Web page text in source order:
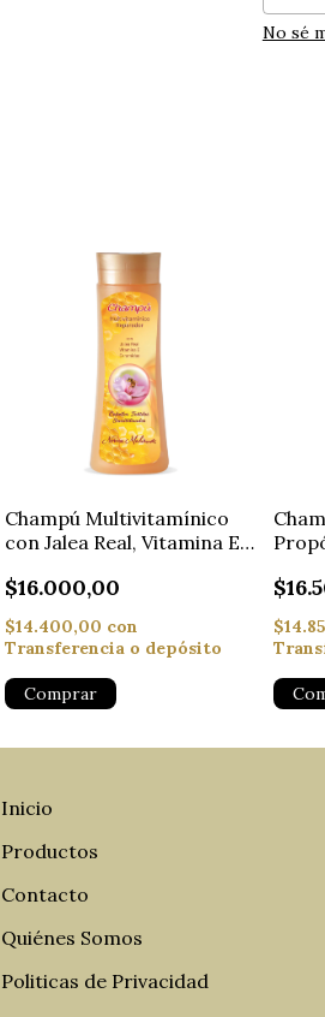
No sé
Champú Multivitamínico
con Jalea Real, Vitamina E y
$16.000,00
$14.400,00 con
Transferencia o depósito
Inicio
Productos
Contacto
Quiénes Somos
Politicas de Privacidad